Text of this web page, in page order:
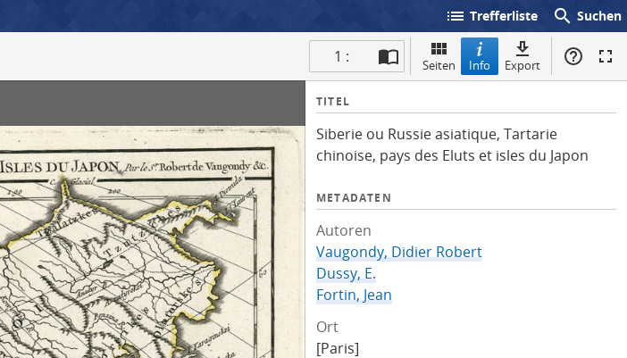
list Trefferliste search Suchen
1 : Seiten Info Export
I
f
o
TITEL
Siberie ou Russie asiatique, Tartarie
chinoise, pays des Eluts et isles du Japon
METADATEN
Autoren
Vaugondy, Didier Robert
Dussy, E.
Fortin, Jean
Ort
[Paris]